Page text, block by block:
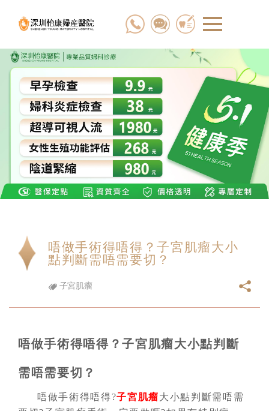
唔做手術得唔得？子宮肌瘤大小
點判斷需唔需要切？
子宮肌瘤
唔做手術得唔得？子宮肌瘤大小點判斷
需唔需要切？
唔做手術得唔得?子宮肌瘤大小點判斷需唔需